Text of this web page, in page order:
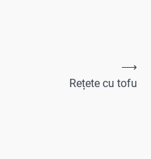
Rețete cu tofu
⟶